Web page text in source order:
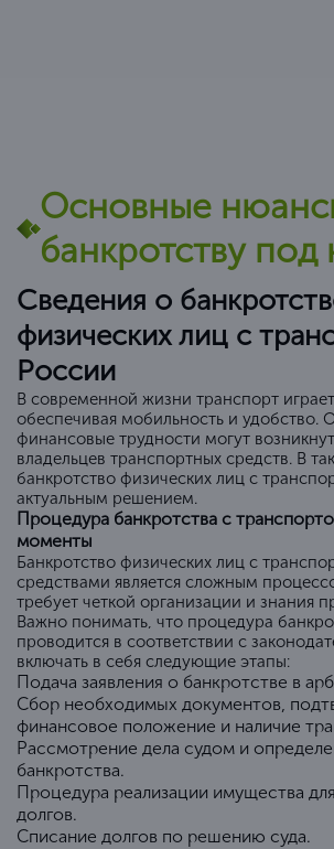
Основные
банкротству под
Сведения о
физических лиц с
России
В современной жизни транспорт
обеспечивая мобильность и удобство.
финансовые трудности могут
владельцев транспортных средств. В
банкротство физических лиц с
актуальным решением.
Процедура банкротства с
моменты
Банкротство физических лиц с
средствами является сложным
требует четкой организации и знания
Важно понимать, что процедура
проводится в соответствии с
включать в себя следующие этапы:
Подача заявления о банкротстве в
Сбор необходимых документов,
финансовое положение и наличие
Рассмотрение дела судом и
банкротства.
Процедура реализации имущества
долгов.
Списание долгов по решению суда.